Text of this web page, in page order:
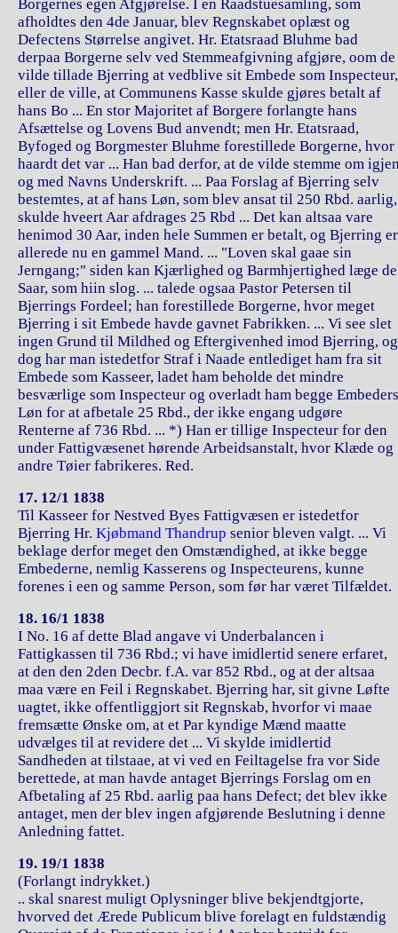
Borgernes egen Afgjørelse. I en Raadstuesamling, som
afholdtes den 4de Januar, blev Regnskabet oplæst og
Defectens Størrelse angivet. Hr. Etatsraad Bluhme bad
derpaa Borgerne selv ved Stemmeafgivning afgjøre, oom de
vilde tillade Bjerring at vedblive sit Embede som Inspecteur,
eller de ville, at Communens Kasse skulde gjøres betalt af
hans Bo ... En stor Majoritet af Borgere forlangte hans
Afsættelse og Lovens Bud anvendt; men Hr. Etatsraad,
Byfoged og Borgmester Bluhme forestillede Borgerne, hvor
haardt det var ... Han bad derfor, at de vilde stemme om
og med Navns Underskrift. ... Paa Forslag af Bjerring selv
bestemtes, at af hans Løn, som blev ansat til 250 Rbd. aarlig,
skulde hveert Aar afdrages 25 Rbd ... Det kan altsaa vare
henimod 30 Aar, inden hele Summen er betalt, og Bjerring er
allerede nu en gammel Mand. ... "Loven skal gaae sin
Jerngang;" siden kan Kjærlighed og Barmhjertighed læge de
Saar, som hiin slog. ... talede ogsaa Pastor Petersen til
Bjerrings Fordeel; han forestillede Borgerne, hvor meget
Bjerring i sit Embede havde gavnet Fabrikken. ... Vi see slet
ingen Grund til Mildhed og Eftergivenhed imod Bjerring, og
dog har man istedetfor Straf i Naade entlediget ham fra sit
Embede som Kasseer, ladet ham beholde det mindre
besværlige som Inspecteur og overladt ham begge Embeders
Løn for at afbetale 25 Rbd., der ikke engang udgøre
Renterne af 736 Rbd. ... *) Han er tillige Inspecteur for den
under Fattigvæsenet hørende Arbeidsanstalt, hvor Klæde og
andre Tøier fabrikeres. Red.
17. 12/1 1838
Til Kasseer for Nestved Byes Fattigvæsen er istedetfor
Bjerring Hr. Kjøbmand Thandrup senior bleven valgt. ... Vi
beklage derfor meget den Omstændighed, at ikke begge
Embederne, nemlig Kasserens og Inspecteurens, kunne
forenes i een og samme Person, som før har været Tilfældet.
18. 16/1 1838
I No. 16 af dette Blad angave vi Underbalancen i
Fattigkassen til 736 Rbd.; vi have imidlertid senere erfaret,
at den den 2den Decbr. f.A. var 852 Rbd., og at der altsaa
maa være en Feil i Regnskabet. Bjerring har, sit givne Løfte
uagtet, ikke offentliggjort sit Regnskab, hvorfor vi maae
fremsætte Ønske om, at et Par kyndige Mænd maatte
udvælges til at revidere det ... Vi skylde imidlertid
Sandheden at tilstaae, at vi ved en Feiltagelse fra vor Side
berettede, at man havde antaget Bjerrings Forslag om en
Afbetaling af 25 Rbd. aarlig paa hans Defect; det blev ikke
antaget, men der blev ingen afgjørende Beslutning i denne
Anledning fattet.
19. 19/1 1838
(Forlangt indrykket.)
.. skal snarest muligt Oplysninger blive bekjendtgjorte,
hvorved det Ærede Publicum blive forelagt en fuldstændig